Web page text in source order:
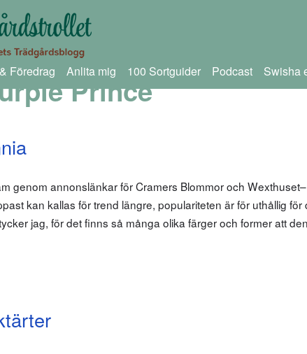
Föredrag Anlita mig 100 Sortguider Podcast Swisha
Prince
genom annonslänkar för Cramers Blommor och
kan kallas för trend längre, populariteten är för uthållig för
jag, för det finns så många olika färger och former att